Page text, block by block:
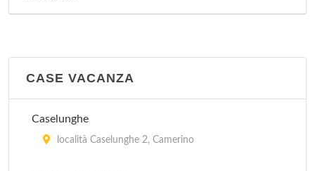
CASE VACANZA
Caselunghe
località Caselunghe 2, Camerino